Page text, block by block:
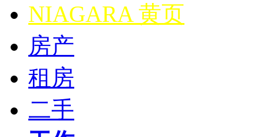
NIAGARA 黄页
房产
租房
二手